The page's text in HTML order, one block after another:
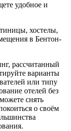
удобное и
хостелы,
в Бентон-
рассчитанный
варианты
или типу
отелей без
снять
о своём